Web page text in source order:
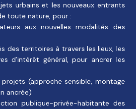
urbains et les nouveaux entrants
toute nature, pour :
aux nouvelles modalités des
des territoires à travers les lieux, les
d’intérêt général, pour ancrer les
(approche sensible, montage
ancrée)
publique-privée-habitante des